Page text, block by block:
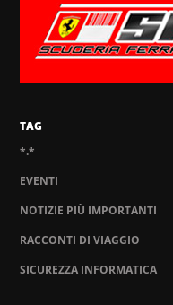
TAG
*.*
EVENTI
NOTIZIE PIÙ IMPORTANTI
RACCONTI DI VIAGGIO
SICUREZZA INFORMATICA